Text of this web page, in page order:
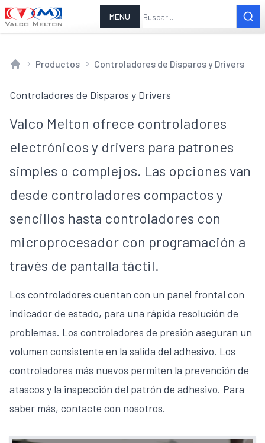
MENU
Productos Controladores de Disparos y Drivers
Controladores de Disparos y Drivers
Valco Melton ofrece controladores
electrónicos y drivers para patrones
simples o complejos. Las opciones van
desde controladores compactos y
sencillos hasta controladores con
microprocesador con programación a
través de pantalla táctil.
Los controladores cuentan con un panel frontal con
indicador de estado, para una rápida resolución de
problemas. Los controladores de presión aseguran un
volumen consistente en la salida del adhesivo. Los
controladores más nuevos permiten la prevención de
atascos y la inspección del patrón de adhesivo. Para
saber más, contacte con nosotros.